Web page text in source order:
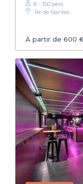
8 - 350 pers.
Île de Nantes
À partir de 600